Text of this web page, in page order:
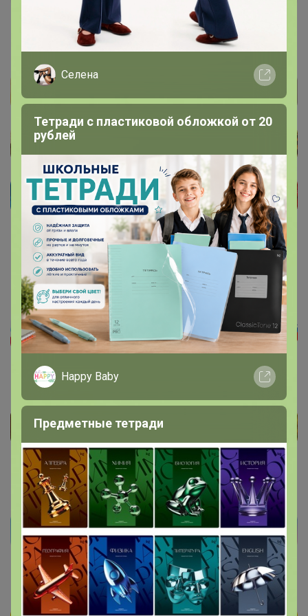
16 сентября, 2022 22:39
Селена
Тетради с пластиковой обложкой от 20
рублей
Happy Baby
Предметные тетради